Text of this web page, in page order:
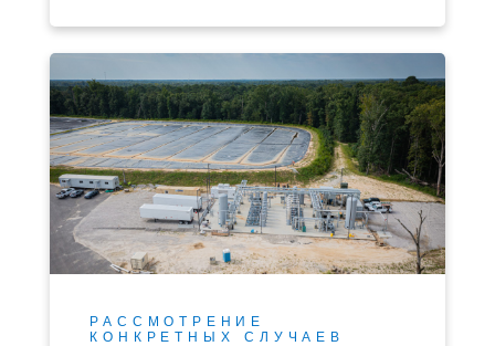
РАССМОТРЕНИЕ
КОНКРЕТНЫХ СЛУЧАЕВ